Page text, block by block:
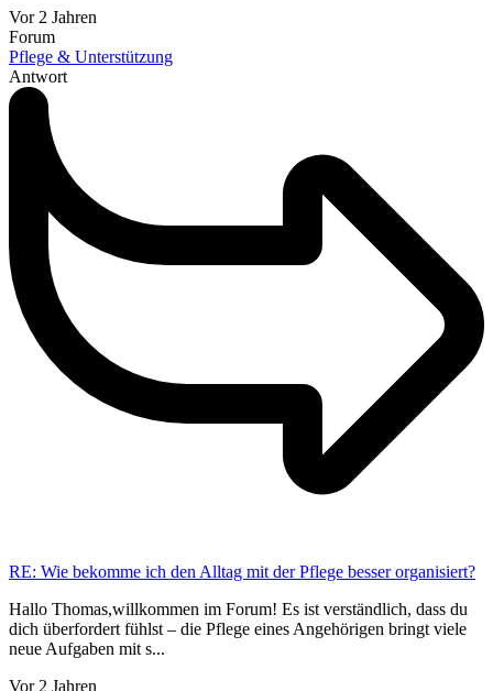
Vor 2 Jahren
Forum
Pflege & Unterstützung
Antwort
RE: Wie bekomme ich den Alltag mit der Pflege besser organisiert?
Hallo Thomas,willkommen im Forum! Es ist verständlich, dass du
dich überfordert fühlst – die Pflege eines Angehörigen bringt viele
neue Aufgaben mit s...
Vor 2 Jahren